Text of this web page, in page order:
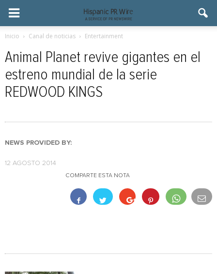
Inicio Canal de noticias Entertainment
Animal Planet revive gigantes en el
estreno mundial de la serie
REDWOOD KINGS
NEWS PROVIDED BY:
12 AGOSTO 2014
COMPARTE ESTA NOTA